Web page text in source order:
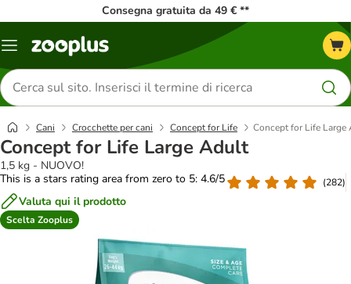
Consegna gratuita da 49 € **
Overview
Cerca
prodotti
Cani Crocchette per cani Concept for Life Concept for Life Large
Concept for Life Large Adult
1,5 kg - NUOVO!
This is a stars rating area from zero to 5: 4.6/5
(282)
Valuta qui il prodotto
Scelta Zooplus